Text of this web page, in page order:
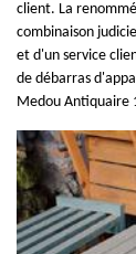
client. La
combinaison
et d'un service
de débarras
Medou Antiquaire